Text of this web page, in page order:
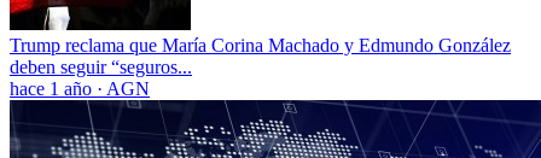
Trump reclama que María Corina Machado y Edmundo González
deben seguir “seguros...
hace 1 año · AGN